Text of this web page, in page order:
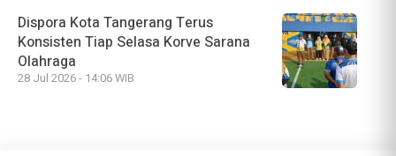
Dispora Kota Tangerang Terus
Konsisten Tiap Selasa Korve Sarana
Olahraga
28 Jul 2026 - 14:06 WIB